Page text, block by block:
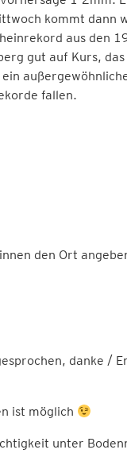
kommt dann
aus den
gut auf Kurs,
fallen.
den Ort
danke /
ist möglich
unter